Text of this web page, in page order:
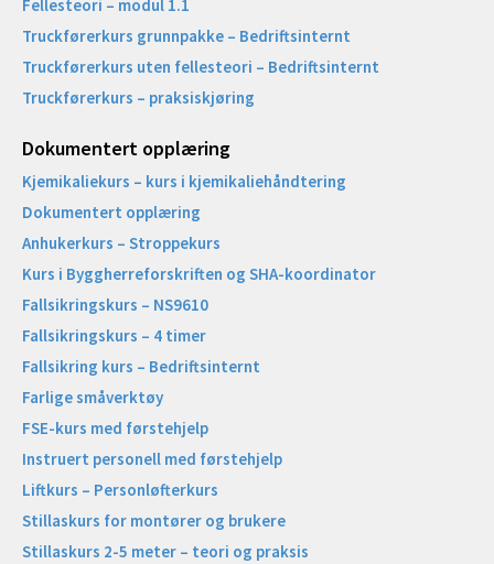
Fellesteori – modul 1.1
Truckførerkurs grunnpakke – Bedriftsinternt
Truckførerkurs uten fellesteori – Bedriftsinternt
Truckførerkurs – praksiskjøring
Dokumentert opplæring
Kjemikaliekurs – kurs i kjemikaliehåndtering
Dokumentert opplæring
Anhukerkurs – Stroppekurs
Kurs i Byggherreforskriften og SHA-koordinator
Fallsikringskurs – NS9610
Fallsikringskurs – 4 timer
Fallsikring kurs – Bedriftsinternt
Farlige småverktøy
FSE-kurs med førstehjelp
Instruert personell med førstehjelp
Liftkurs – Personløfterkurs
Stillaskurs for montører og brukere
Stillaskurs 2-5 meter – teori og praksis